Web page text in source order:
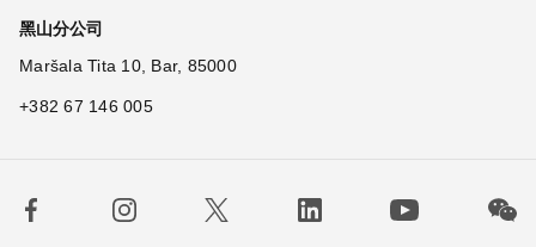
黑山分公司
Maršala Tita 10, Bar, 85000
+382 67 146 005